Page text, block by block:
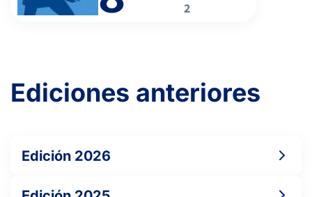
2
Ediciones anteriores
Edición 2026